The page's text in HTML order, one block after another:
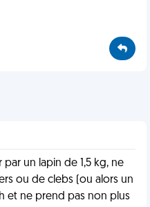
un lapin de 1,5 kg, ne
ou de clebs (ou alors un
et ne prend pas non plus